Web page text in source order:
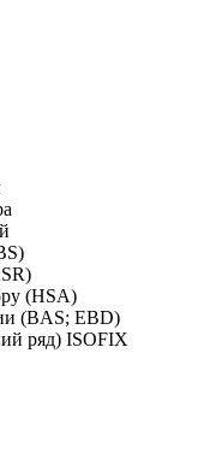
(HSA)
(BAS; EBD)
ряд) ISOFIX